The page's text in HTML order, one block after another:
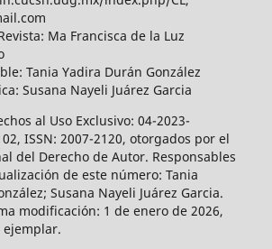
Ma Francisca de la Luz
Tania Yadira Durán González
Susana Nayeli Juárez Garcia
al Uso Exclusivo: 04-2023-
ISSN: 2007-2120, otorgados por el
del Derecho de Autor. Responsables
de este número: Tania
Susana Nayeli Juárez Garcia.
modificación: 1 de enero de 2026,